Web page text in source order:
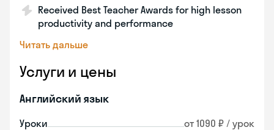
Received Best Teacher Awards for high lesson
productivity and performance
Читать дальше
Услуги и цены
Английский язык
Уроки от 1090 ₽ / урок